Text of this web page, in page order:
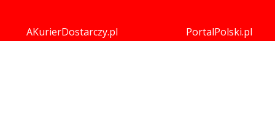
AKurierDostarczy.pl PortalPolski.pl